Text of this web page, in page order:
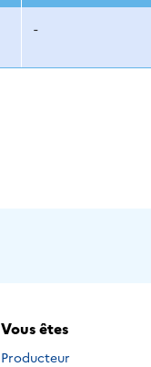
-
Vous êtes
Producteur